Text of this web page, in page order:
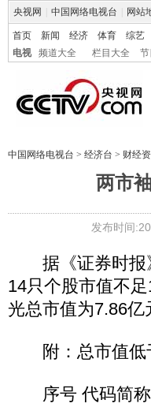
央视网 中国网络电视台 网站
首页 新闻 经济 体育 综艺
电视
频道大全 栏目大全 节
中国网络电视台 > 经济台 > 财经
两市
发布时间
据《证券时报
14只个股市值不
光总市值为7.86亿
附：总市值低
序号 代码简称